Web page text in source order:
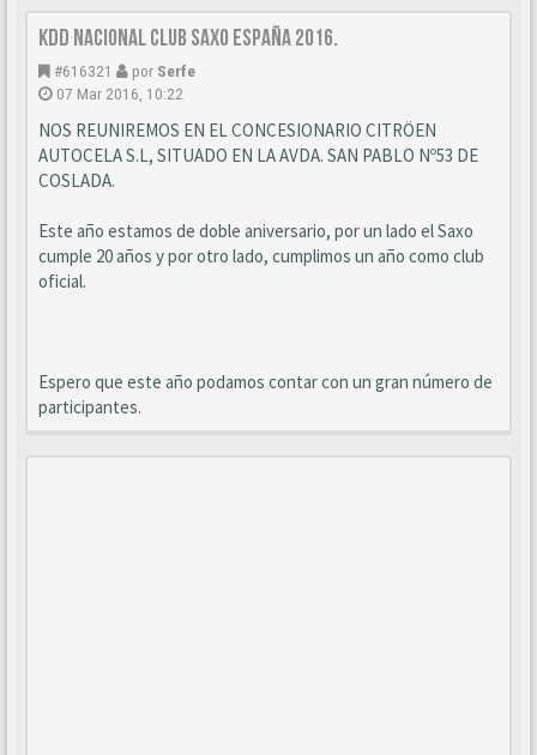
KDD Nacional Club Saxo España 2016.
#616321 por Serfe
07 Mar 2016, 10:22
NOS REUNIREMOS EN EL CONCESIONARIO CITRÖEN
AUTOCELA S.L, SITUADO EN LA AVDA. SAN PABLO Nº53 DE
COSLADA.
Este año estamos de doble aniversario, por un lado el Saxo
cumple 20 años y por otro lado, cumplimos un año como club
oficial.
Espero que este año podamos contar con un gran número de
participantes.